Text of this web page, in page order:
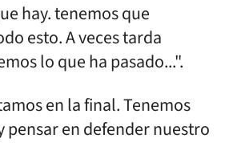
hay. tenemos que
esto. A veces tarda
lo que ha pasado...".
en la final. Tenemos
pensar en defender nuestro